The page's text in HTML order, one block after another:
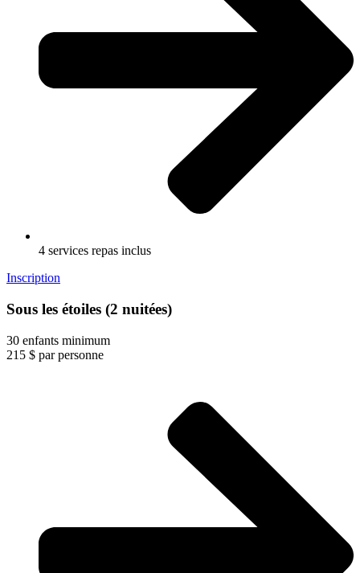
4 services repas inclus
Inscription
Sous les étoiles (2 nuitées)
30 enfants minimum
215 $ par personne